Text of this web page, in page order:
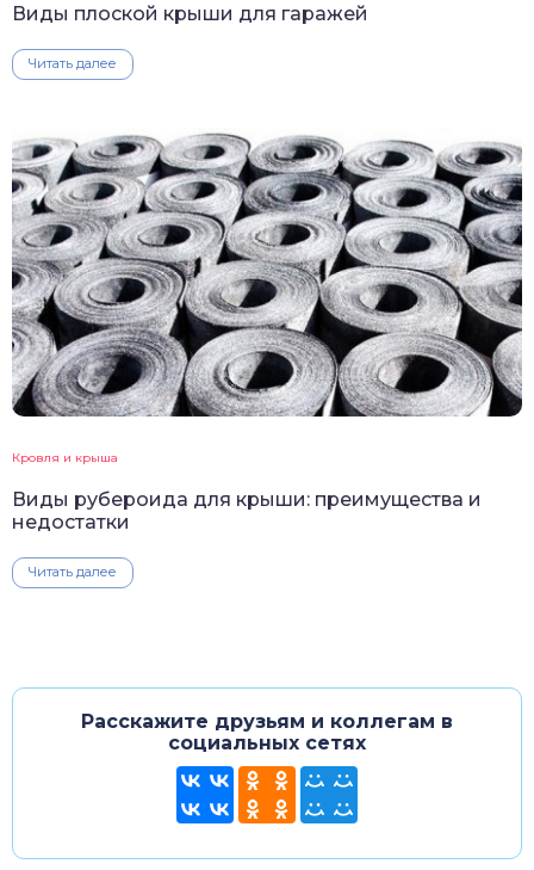
Виды плоской крыши для гаражей
Читать далее
Кровля и крыша
Виды рубероида для крыши: преимущества и
недостатки
Читать далее
Расскажите друзьям и коллегам в
социальных сетях